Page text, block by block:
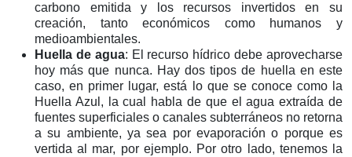
carbono emitida y los recursos invertidos en su
creación, tanto económicos como humanos y
medioambientales.
Huella de agua: El recurso hídrico debe aprovecharse
hoy más que nunca. Hay dos tipos de huella en este
caso, en primer lugar, está lo que se conoce como la
Huella Azul, la cual habla de que el agua extraída de
fuentes superficiales o canales subterráneos no retorna
a su ambiente, ya sea por evaporación o porque es
vertida al mar, por ejemplo. Por otro lado, tenemos la